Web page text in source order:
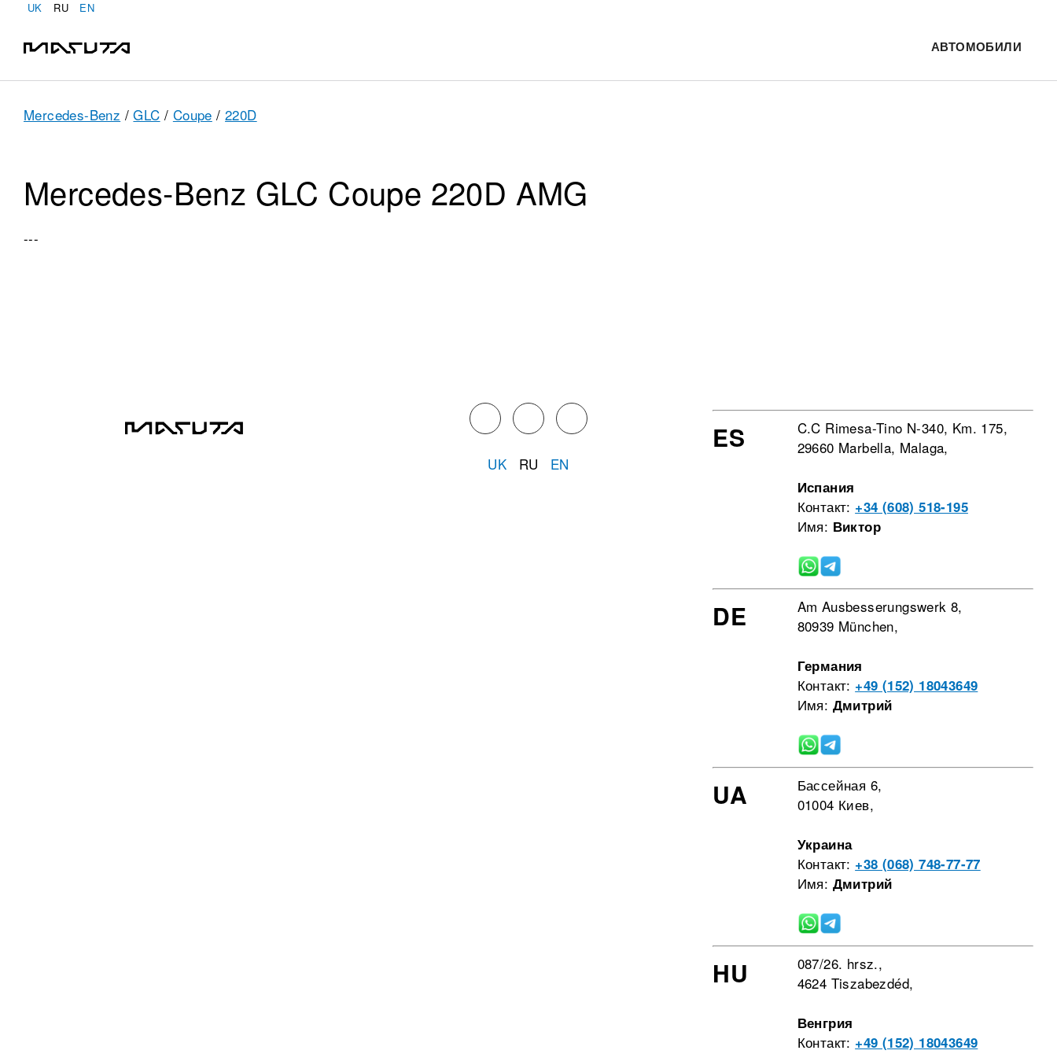
UK RU EN
АВТОМОБИЛИ
Mercedes-Benz / GLC / Coupe / 220D
Mercedes-Benz GLC Coupe 220D AMG
---
UK RU EN
ES
C.C Rimesa-Tino N-340, Km. 175,
29660 Marbella, Malaga,
Испания
Контакт: +34 (608) 518-195
Имя: Виктор
DE
Am Ausbesserungswerk 8,
80939 München,
Германия
Контакт: +49 (152) 18043649
Имя: Дмитрий
UA
Бассейная 6,
01004 Киев,
Украина
Контакт: +38 (068) 748-77-77
Имя: Дмитрий
HU
087/26. hrsz.,
4624 Tiszabezdéd,
Венгрия
Контакт: +49 (152) 18043649